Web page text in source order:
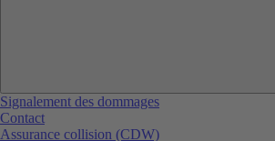
Signalement des dommages
Contact
Assurance collision (CDW)